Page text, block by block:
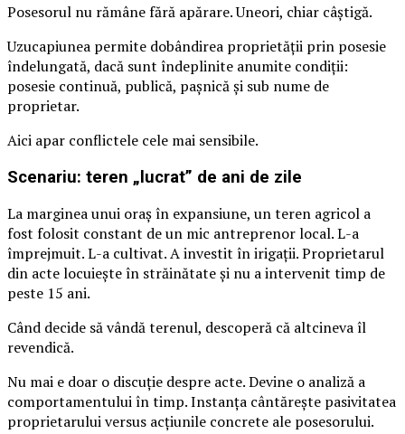
Posesorul nu rămâne fără apărare. Uneori, chiar câștigă.
Uzucapiunea permite dobândirea proprietății prin posesie
îndelungată, dacă sunt îndeplinite anumite condiții:
posesie continuă, publică, pașnică și sub nume de
proprietar.
Aici apar conflictele cele mai sensibile.
Scenariu: teren „lucrat” de ani de zile
La marginea unui oraș în expansiune, un teren agricol a
fost folosit constant de un mic antreprenor local. L-a
împrejmuit. L-a cultivat. A investit în irigații. Proprietarul
din acte locuiește în străinătate și nu a intervenit timp de
peste 15 ani.
Când decide să vândă terenul, descoperă că altcineva îl
revendică.
Nu mai e doar o discuție despre acte. Devine o analiză a
comportamentului în timp. Instanța cântărește pasivitatea
proprietarului versus acțiunile concrete ale posesorului.